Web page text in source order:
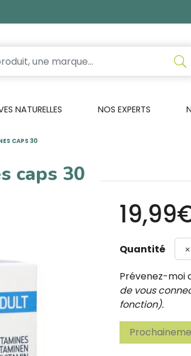
NATURELLES NOS EXPERTS
CAPS 30
caps 30
Quantité
Prévenez-moi
de vous
fonction).